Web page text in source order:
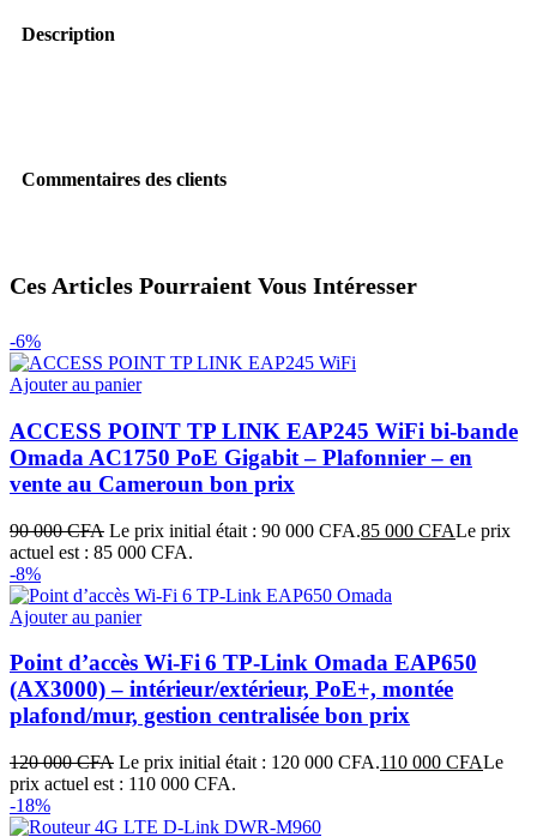
Description
Commentaires des clients
Ces Articles Pourraient Vous Intéresser
-6%
Ajouter au panier
ACCESS POINT TP LINK EAP245 WiFi bi-bande
Omada AC1750 PoE Gigabit – Plafonnier – en
vente au Cameroun bon prix
90 000CFA Le prix initial était : 90 000 CFA.85 000 CFALe prix
actuel est : 85 000 CFA.
-8%
Ajouter au panier
Point d’accès Wi‑Fi 6 TP‑Link Omada EAP650
(AX3000) – intérieur/extérieur, PoE+, montée
plafond/mur, gestion centralisée bon prix
120 000CFA Le prix initial était : 120 000 CFA.110 000 CFALe
prix actuel est : 110 000 CFA.
-18%